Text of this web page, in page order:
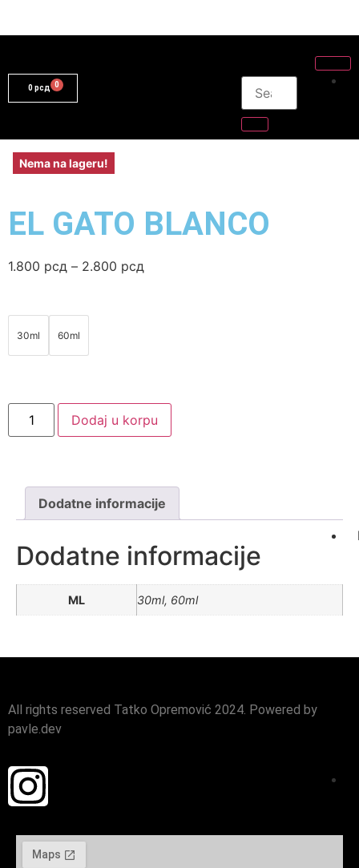
0рсд
Nema na lageru!
EL GATO BLANCO
1.800 рсд – 2.800 рсд
30ml 60ml
Dodaj u korpu
Dodatne informacije
Dodatne informacije
ML 30ml, 60ml
All rights reserved Tatko Opremović 2024. Powered by
pavle.dev